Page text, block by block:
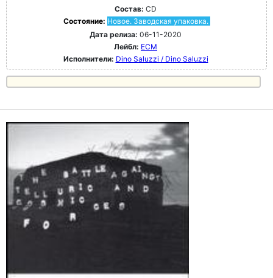
Состав: CD
Состояние: Новое. Заводская упаковка.
Дата релиза: 06-11-2020
Лейбл: ECM
Исполнители: Dino Saluzzi / Dino Saluzzi